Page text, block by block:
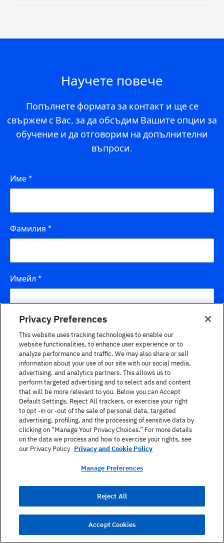
Научете повече
Попълнете формата за контакт и ще се
свържем с Вас, за да обсъдим Вашите опции за
обучение и да отговорим на допълнителни
въпроси.
Име *
Фамилия *
Имейл *
Език, който Ви интересува
Услуга, която Ви интересува
Бих искал/а да се присъединя към Berlitz Club
Privacy Preferences
This website uses tracking technologies to enable our
website functionalities, to enhance user experience or to
analyze performance and traffic. We may also share or sell
information about your use of our site with our social media,
advertising, and analytics partners. This allows us to
perform targeted advertising and to select ads and content
that will be more relevant to you. Below you can Accept
Default Settings, Reject All trackers, or exercise your right
to opt -in or -out of the sale of personal data, targeted
advertising, profiling, and the processing of sensitive data by
clicking on “Manage Your Privacy Choices.” For more details
on the data we process and how to exercise your rights, see
our Privacy Policy Privacy and Cookie Policy
Manage Preferences
Reject All
Accept Cookies